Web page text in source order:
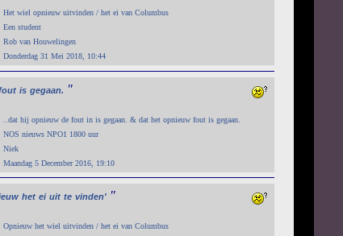
Het wiel opnieuw uitvinden / het ei van Columbus
Een student
Rob van Houwelingen
Donderdag 31 Mei 2018, 10:44
is gegaan. "
..dat hij opnieuw de fout in is gegaan. & dat het opnieuw fout is gegaan.
NOS nieuws NPO1 1800 uur
Niek
Maandag 5 December 2016, 19:10
het ei uit te vinden' "
Opnieuw het wiel uitvinden / het ei van Columbus